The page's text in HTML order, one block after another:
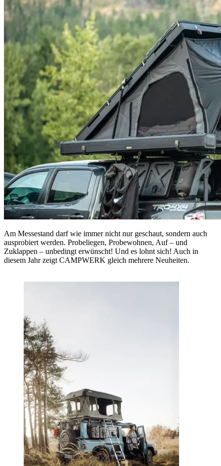
Am Messestand darf wie immer nicht nur geschaut, sondern auch
ausprobiert werden. Probeliegen, Probewohnen, Auf – und
Zuklappen – unbedingt erwünscht! Und es lohnt sich! Auch in
diesem Jahr zeigt CAMPWERK gleich mehrere Neuheiten.